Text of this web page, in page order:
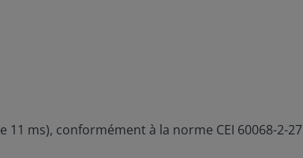
ms), conformément à la norme CEI 60068-2-27